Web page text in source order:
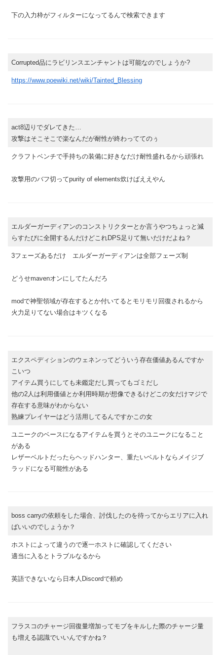
下の入力枠がフィルターになってるんで検索できます
Corrupted品にラビリンスエンチャントは可能なのでしょうか?
https://www.poewiki.net/wiki/Tainted_Blessing
act8辺りでダレてきた…
攻撃はそこそこで楽なんだが耐性が終わっててのぅ
クラフトベンチで手持ちの装備に好きなだけ耐性盛れるから頑張れ
攻撃用のバフ切ってpurity of elements炊けばええやん
エルダーガーディアンのコンストリクターとか言うやつちょっと減
らすたびに全開するんだけどこれDPS足りて無いだけだよね？
3フェーズあるだけ エルダーガーディアンは全部フェーズ制
どうせmavenオンにしてたんだろ
modで神聖領域が存在するとか付いてるとモリモリ回復されるから
火力足りてない場合はキツくなる
エクスペディションのウェネンってどういう存在価値あるんですか
こいつ
アイテム買うにしても未鑑定だし買ってもゴミだし
他の2人は利用価値とか利用時期が想像できるけどこの女だけマジで
存在する意味がわからない
熟練プレイヤーはどう活用してるんですかこの女
ユニークのベースになるアイテムを買うとそのユニークになること
がある
レザーベルトだったらヘッドハンター、重たいベルトならメイジブ
ラッドになる可能性がある
boss carryの依頼をした場合、討伐したのを待ってからエリアに入れ
ばいいのでしょうか？
ホストによって違うので逐一ホストに確認してください
適当に入るとトラブルなるから
英語できないなら日本人Discordで頼め
フラスコのチャージ回復量増加ってモブをキルした際のチャージ量
も増える認識でいいんですかね？